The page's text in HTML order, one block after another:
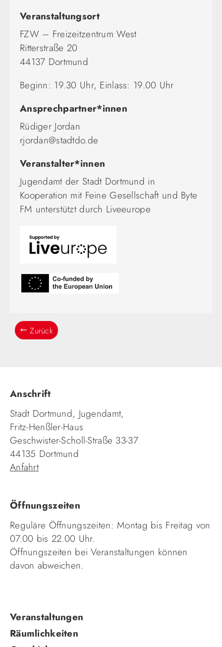
Veranstaltungsort
FZW – Freizeitzentrum West
Ritterstraße 20
44137 Dortmund
Beginn: 19.30 Uhr, Einlass: 19.00 Uhr
Ansprechpartner*innen
Rüdiger Jordan
rjordan@stadtdo.de
Veranstalter*innen
Jugendamt der Stadt Dortmund in
Kooperation mit Feine Gesellschaft und Byte
FM unterstützt durch Liveeurope
Zurück
Anschrift
Stadt Dortmund, Jugendamt,
Fritz-Henßler-Haus
Geschwister-Scholl-Straße 33-37
44135 Dortmund
Anfahrt
Öffnungszeiten
Reguläre Öffnungszeiten: Montag bis Freitag von
07.00 bis 22.00 Uhr.
Öffnungszeiten bei Veranstaltungen können
davon abweichen.
Navigation
überspringen
Veranstaltungen
Räumlichkeiten